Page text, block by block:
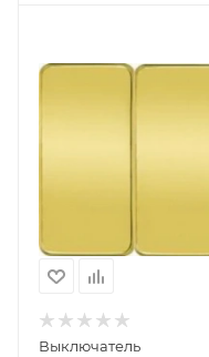
Выключатель